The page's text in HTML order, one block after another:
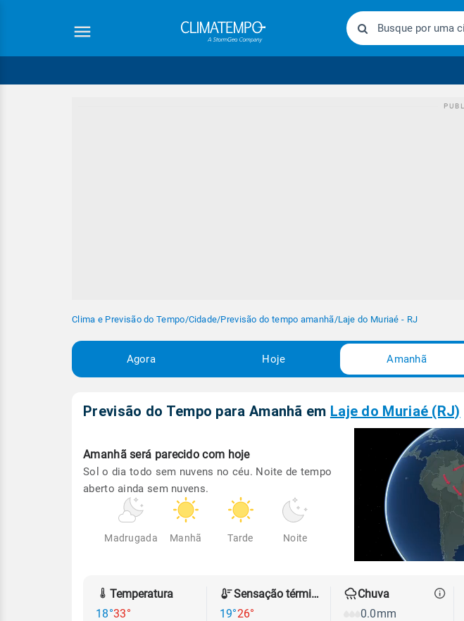
Clima e Previsão do Tempo/Cidade/Previsão do tempo amanhã/Laje do Muriaé - RJ
Agora Hoje Amanhã
Previsão do Tempo para Amanhã em Laje do Muriaé (RJ)
Amanhã será parecido com hoje
Sol o dia todo sem nuvens no céu. Noite de tempo
aberto ainda sem nuvens.
Madrugada Manhã Tarde Noite
Temperatura
18°33°
Sensação térmica
19°26°
Chuva
0.0mm